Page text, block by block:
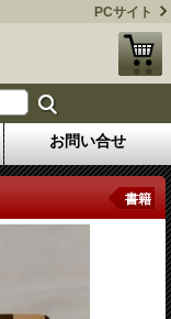
PCサイト
お問い合せ
書籍